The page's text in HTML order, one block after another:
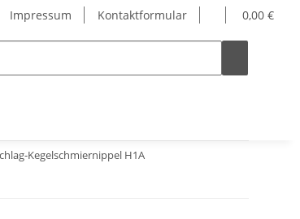
Impressum Kontaktformular 0,00 €
Kegelschmiernippel H1A